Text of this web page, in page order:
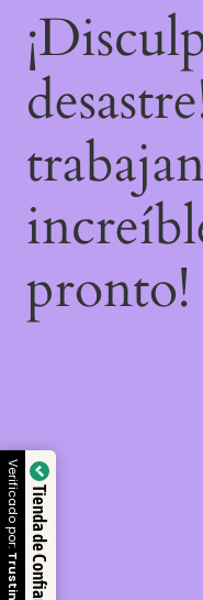
pronto!
Tienda de Confianza
Verificado por: